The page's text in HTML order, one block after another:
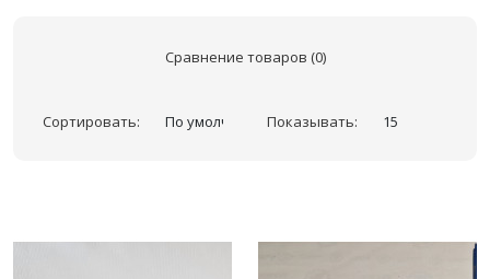
Сравнение товаров (0)
Сортировать: Показывать: